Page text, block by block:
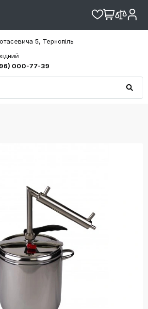
5, Тернопіль
000-77-39